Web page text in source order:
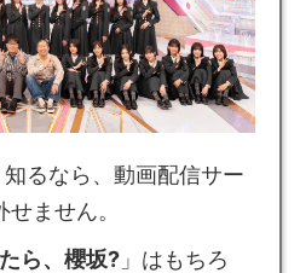
るなら、動画配信サー
せません。
ら、櫻坂? 」はもちろ